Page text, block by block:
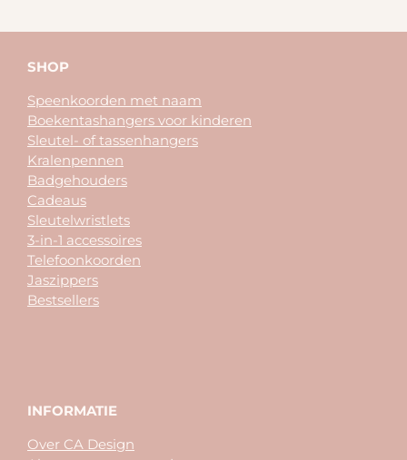
SHOP
Speenkoorden met naam
Boekentashangers voor kinderen
Sleutel- of tassenhangers
Kralenpennen
Badgehouders
Cadeaus
Sleutelwristlets
3-in-1 accessoires
Telefoonkoorden
Jaszippers
Bestsellers
INFORMATIE
Over CA Design